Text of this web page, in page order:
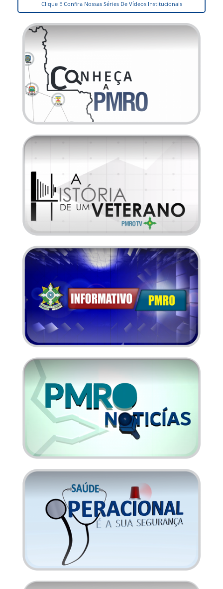
Clique E Confira Nossas Séries De Vídeos Institucionais